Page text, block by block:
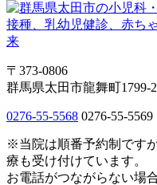
〒373-0806
群馬県太田市龍舞町1799-2
0276-55-5568 0276-55-5569
※当院は順番予約制です
療も受け付けています。
お電話がつながらない場